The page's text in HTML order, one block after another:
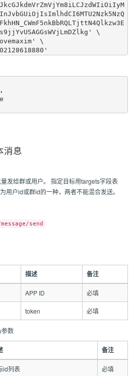
\
消息
发给群或用户。 指定目标用targets字段表
用户id或群id的一种，两者不能混合发送。
send
描述 备注
APP ID 必填
token 必填
数
备注
id列表 必填